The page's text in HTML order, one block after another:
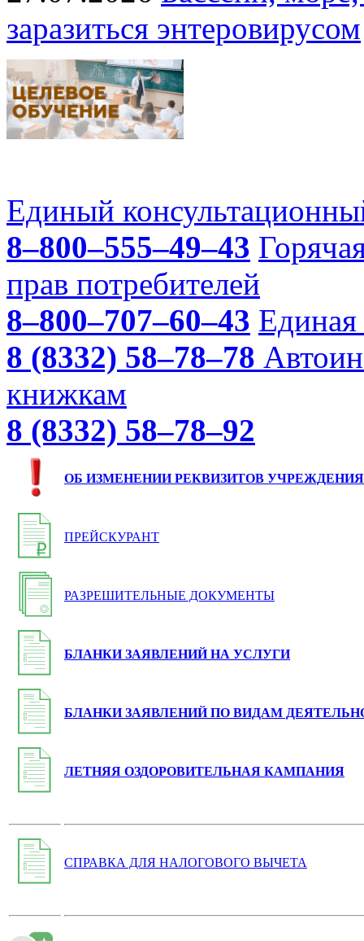
заразиться энтеровирусом
Единый
8–800–555–49–43
прав потребителей
8–800–707–60–43 Единая
8 (8332) 58–78–78
книжкам
8 (8332) 58–78–92
ОБ ИЗМЕНЕНИИ РЕКВИЗИТОВ УЧРЕЖДЕНИЯ
ПРЕЙСКУРАНТ
РАЗРЕШИТЕЛЬНЫЕ ДОКУМЕНТЫ
БЛАНКИ ЗАЯВЛЕНИЙ НА УСЛУГИ
БЛАНКИ ЗАЯВЛЕНИЙ ПО ВИДАМ
ЛЕТНЯЯ ОЗДОРОВИТЕЛЬНАЯ КАМПАНИЯ
СПРАВКА ДЛЯ НАЛОГОВОГО ВЫЧЕТА